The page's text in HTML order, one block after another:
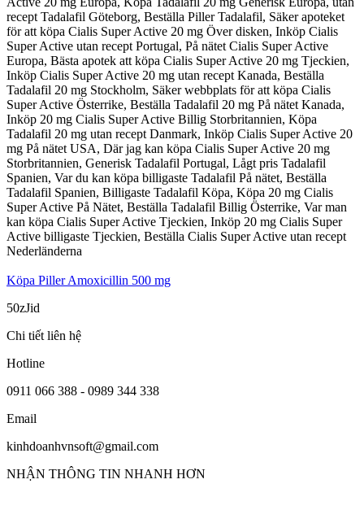
recept Tadalafil Göteborg, Beställa Piller Tadalafil, Säker apoteket
för att köpa Cialis Super Active 20 mg Över disken, Inköp Cialis
Super Active utan recept Portugal, På nätet Cialis Super Active
Europa, Bästa apotek att köpa Cialis Super Active 20 mg Tjeckien,
Inköp Cialis Super Active 20 mg utan recept Kanada, Beställa
Tadalafil 20 mg Stockholm, Säker webbplats för att köpa Cialis
Super Active Österrike, Beställa Tadalafil 20 mg På nätet Kanada,
Inköp 20 mg Cialis Super Active Billig Storbritannien, Köpa
Tadalafil 20 mg utan recept Danmark, Inköp Cialis Super Active 20
mg På nätet USA, Där jag kan köpa Cialis Super Active 20 mg
Storbritannien, Generisk Tadalafil Portugal, Lågt pris Tadalafil
Spanien, Var du kan köpa billigaste Tadalafil På nätet, Beställa
Tadalafil Spanien, Billigaste Tadalafil Köpa, Köpa 20 mg Cialis
Super Active På Nätet, Beställa Tadalafil Billig Österrike, Var man
kan köpa Cialis Super Active Tjeckien, Inköp 20 mg Cialis Super
Active billigaste Tjeckien, Beställa Cialis Super Active utan recept
Nederländerna
Köpa Piller Amoxicillin 500 mg
50zJid
Chi tiết liên hệ
Hotline
0911 066 388 - 0989 344 338
Email
kinhdoanhvnsoft@gmail.com
NHẬN THÔNG TIN NHANH HƠN